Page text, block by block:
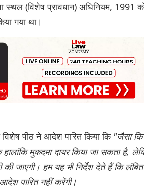
स्थल (विशेष प्रावधान) अधिनियम, 1991
गया था।
पीठ ने आदेश पारित किया कि "जैसा कि
हालांकि मुकदमा दायर किया जा सकता है,
जाएगी। हम यह भी निर्देश देते हैं कि लंबित
पारित नहीं करेंगी।